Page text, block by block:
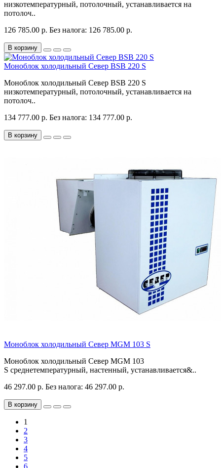
низкотемпературный, потолочный, устанавливается на
потолоч..
126 785.00 р. Без налога: 126 785.00 р.
В корзину
Моноблок холодильный Север BSB 220 S
Моноблок холодильный Север BSB 220 S
низкотемпературный, потолочный, устанавливается на
потолоч..
134 777.00 р. Без налога: 134 777.00 р.
В корзину
Моноблок холодильный Север MGM 103 S
Моноблок холодильный Север MGM 103
S среднетемпературный, настенный, устанавливается&..
46 297.00 р. Без налога: 46 297.00 р.
В корзину
1
2
3
4
5
6